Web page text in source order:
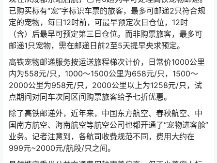
现在从成都东站启航，已有6趟列车可处理高铁宠物邮递。
定的宠物，每日12时前，可最早预定次日仓位，12时
（含）后最早可预定第三日仓位。而非购票旅客，最多可
邮递1只宠物，需在邮递日前2至5天提早央求预定。
内为558元/只，1000～1500公里为658元/只，1500～
2000公里为958元/只，2000公里以上为1258元/只，试
点期间对同车次同区间购票旅客给予七折优惠。